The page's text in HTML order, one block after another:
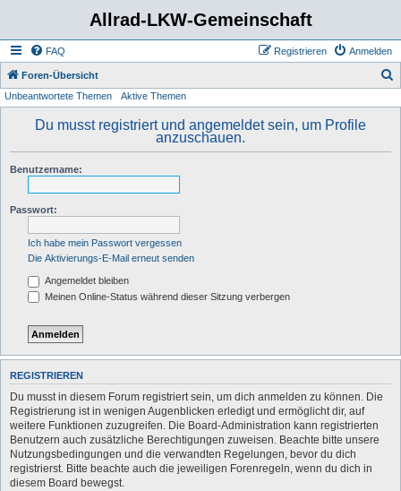
Allrad-LKW-Gemeinschaft
FAQ Anmelden
Registrieren
Foren-Übersicht
Unbeantwortete Themen Aktive Themen
Du musst registriert und angemeldet sein, um Profile
anzuschauen.
Benutzername:
Passwort:
Ich habe mein Passwort vergessen
Die Aktivierungs-E-Mail erneut senden
Angemeldet bleiben
Meinen Online-Status während dieser Sitzung verbergen
REGISTRIEREN
Du musst in diesem Forum registriert sein, um dich anmelden zu können. Die
Registrierung ist in wenigen Augenblicken erledigt und ermöglicht dir, auf
weitere Funktionen zuzugreifen. Die Board-Administration kann registrierten
Benutzern auch zusätzliche Berechtigungen zuweisen. Beachte bitte unsere
Nutzungsbedingungen und die verwandten Regelungen, bevor du dich
registrierst. Bitte beachte auch die jeweiligen Forenregeln, wenn du dich in
diesem Board bewegst.